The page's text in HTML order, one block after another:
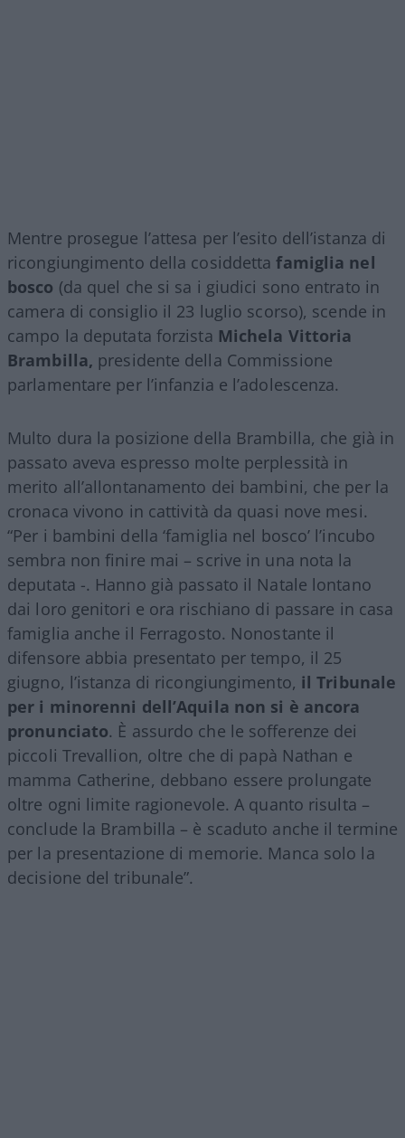
Mentre prosegue l’attesa per l’esito dell’istanza di
ricongiungimento della cosiddettafamiglia nel
bosco (da quel che si sa i giudici sono entrato in
camera di consiglio il 23 luglio scorso), scende in
campo la deputata forzista Michela Vittoria
Brambilla, presidente della Commissione
parlamentare per l’infanzia e l’adolescenza.
Multo dura la posizione della Brambilla, che già in
passato aveva espresso molte perplessità in
merito all’allontanamento dei bambini, che per la
cronaca vivono in cattività da quasi nove mesi.
“Per i bambini della ‘famiglia nel bosco’ l’incubo
sembra non finire mai – scrive in una nota la
deputata -. Hanno già passato il Natale lontano
dai loro genitori e ora rischiano di passare in casa
famiglia anche il Ferragosto. Nonostante il
difensore abbia presentato per tempo, il 25
giugno, l’istanza di ricongiungimento, il Tribunale
per i minorenni dell’Aquila non si è ancora
pronunciato. È assurdo che le sofferenze dei
piccoli Trevallion, oltre che di papà Nathan e
mamma Catherine, debbano essere prolungate
oltre ogni limite ragionevole. A quanto risulta –
conclude la Brambilla – è scaduto anche il termine
per la presentazione di memorie. Manca solo la
decisione del tribunale”.